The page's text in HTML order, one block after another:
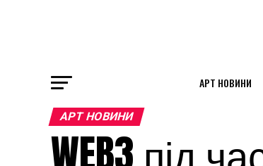
АРТ НОВИНИ
АРТ НОВИНИ
WEB3 під